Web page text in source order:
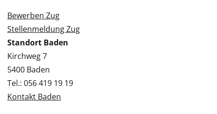
Bewerben Zug
Stellenmeldung Zug
Standort Baden
Kirchweg 7
5400 Baden
Tel.: 056 419 19 19
Kontakt Baden